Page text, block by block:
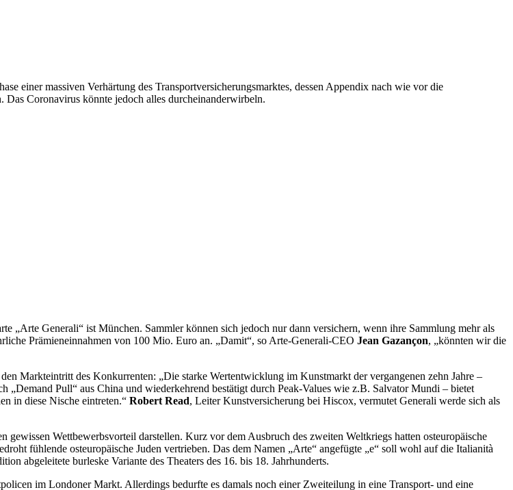
einer massiven Verhärtung des Transportversicherungsmarktes, dessen Appendix nach wie vor die
Coronavirus könnte jedoch alles durcheinanderwirbeln.
„Arte Generali“ ist München. Sammler können sich jedoch nur dann versichern, wenn ihre Sammlung mehr als
Prämieneinnahmen von 100 Mio. Euro an. „Damit“, so Arte-Generali-CEO Jean Gazançon, „könnten wir die
Markteintritt des Konkurrenten: „Die starke Wertentwicklung im Kunstmarkt der vergangenen zehn Jahre –
„Demand Pull“ aus China und wiederkehrend bestätigt durch Peak-Values wie z.B. Salvator Mundi – bietet
in diese Nische eintreten.“ Robert Read, Leiter Kunstversicherung bei Hiscox, vermutet Generali werde sich als
Wettbewerbsvorteil darstellen. Kurz vor dem Ausbruch des zweiten Weltkriegs hatten osteuropäische
fühlende osteuropäische Juden vertrieben. Das dem Namen „Arte“ angefügte „e“ soll wohl auf die Italianità
abgeleitete burleske Variante des Theaters des 16. bis 18. Jahrhunderts.
im Londoner Markt. Allerdings bedurfte es damals noch einer Zweiteilung in eine Transport- und eine